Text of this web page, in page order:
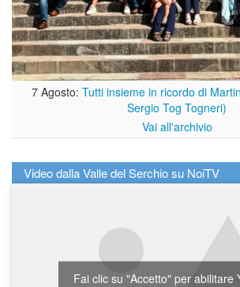
7 Agosto: Tutti insieme in ricordo di
Sergio Tog Togneri)
Vai all'archivio
Video dalla Valle del Serchio su NoiTV
Fai clic su "Accetto" per abilitare